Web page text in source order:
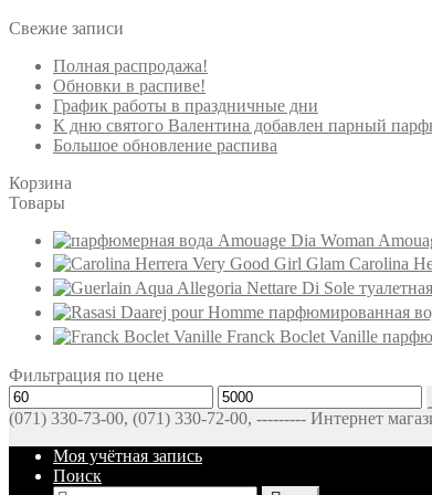
Свежие записи
Полная распродажа!
Обновки в распиве!
График работы в праздничные дни
К дню святого Валентина добавлен парный
Большое обновление распива
Корзина
Товары
Carolina
Franck Boclet Vanille
Фильтрация по цене
Минимальная
цена
Максимальная
цена
(071) 330-73-00, (071) 330-72-00, --------- Интернет
Моя учётная запись
Поиск